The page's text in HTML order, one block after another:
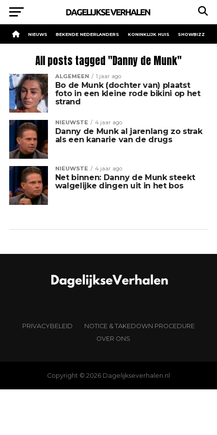
NIEUWS BEKENDE NEDERLANDERS KONINKLIJK HUIS SHOWBIZZ
All posts tagged "Danny de Munk"
ALGEMEEN 1 jaar ago
Bo de Munk (dochter van) plaatst
foto in een kleine rode bikini op het
strand
NIEUWSTE 4 jaar ago
Danny de Munk al jarenlang zo strak
als een kanarie van de drugs
NIEUWSTE 4 jaar ago
Net binnen: Danny de Munk steekt
walgelijke dingen uit in het bos
PRIVACYBELEID
NOTICE & TAKEDOWN PROCEDURE
OVER ONS
Copyright © 2026 Dagelijkseverhalen.nl